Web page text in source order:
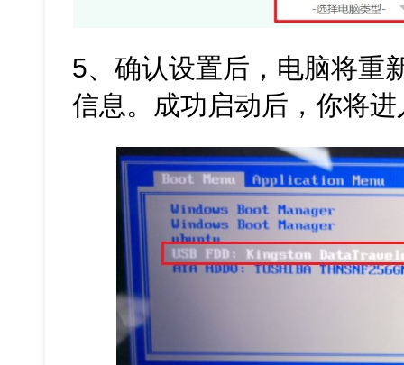
5、确认设置后，电脑将重
信息。成功启动后，你将